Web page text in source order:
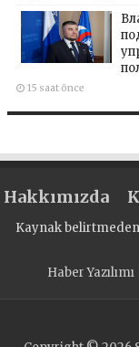
15 saat önce
Hakkımızda
Kaynak
Haber Yazılımı